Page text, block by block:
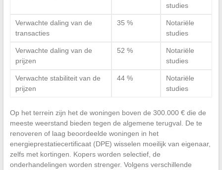
studies
Verwachte daling van de
transacties
35 %
Notariële
studies
Verwachte daling van de
prijzen
52 %
Notariële
studies
Verwachte stabiliteit van de
prijzen
44 %
Notariële
studies
Op het terrein zijn het de woningen boven de 300.000 € die de
meeste weerstand bieden tegen de algemene terugval. De te
renoveren of laag beoordeelde woningen in het
energieprestatiecertificaat (DPE) wisselen moeilijk van eigenaar,
zelfs met kortingen. Kopers worden selectief, de
onderhandelingen worden strenger. Volgens verschillende